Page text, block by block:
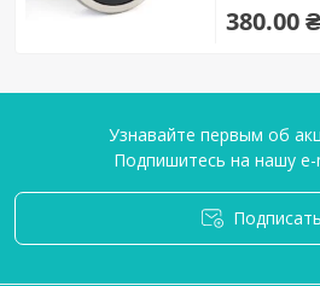
380.00 ₴
Узнавайте первым об
Подпишитесь на нашу e-